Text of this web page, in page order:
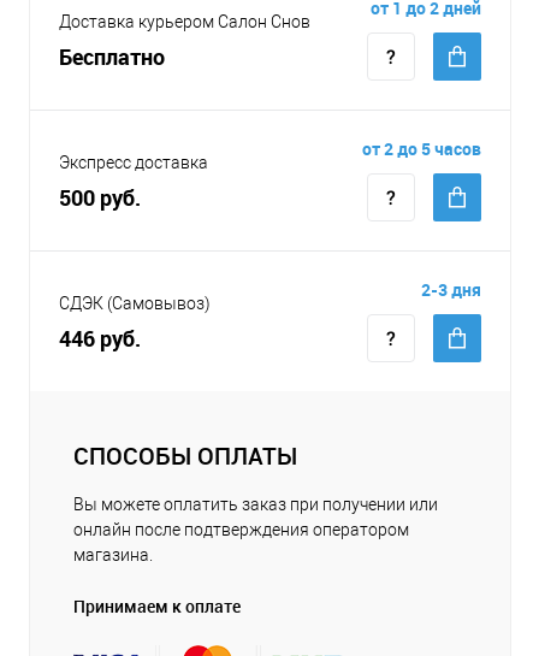
Доставка курьером Салон Снов
Бесплатно
от 1 до 2 дней
Экспресс доставка
500 руб.
от 2 до 5 часов
СДЭК (Самовывоз)
446 руб.
2-3 дня
СПОСОБЫ ОПЛАТЫ
Вы можете оплатить заказ при получении или
онлайн после подтверждения оператором
магазина.
Принимаем к оплате